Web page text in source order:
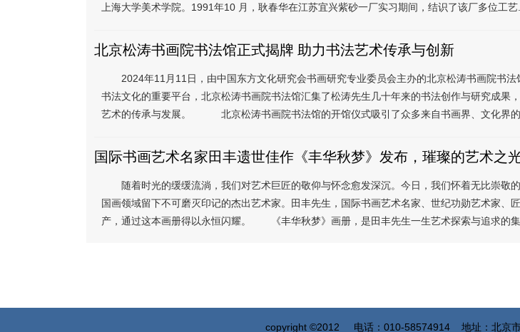
上海大学美术学院。1991年10 月，耿春华在江苏宜兴紫砂一厂实习期间，结识了该厂多位工艺...
北京松涛书画院书法馆正式揭牌 助力书法艺术传承与创新
2024年11月11日，由中国东方文化研究会书画研究专业委员会主办的北京松涛书画院书法
书法文化的重要平台，北京松涛书画院书法馆汇集了松涛先生几十年来的书法创作与研究成
艺术的传承与发展。 北京松涛书画院书法馆的开馆仪式吸引了众多来自书画界、文化界的
国际书画艺术名家田丰遗世佳作《丰华秋梦》发布，璀璨的艺术之
随着时光的缓缓流淌，我们对艺术巨匠的敬仰与怀念愈发深沉。今日，我们怀着无比崇敬
国画领域留下不可磨灭印记的杰出艺术家。田丰先生，国际书画艺术名家、世纪功勋艺术家
产，通过这本画册得以永恒闪耀。 《丰华秋梦》画册，是田丰先生一生艺术探索与追求的集
copyright ©2012 电话：010-58574914 地址：北京